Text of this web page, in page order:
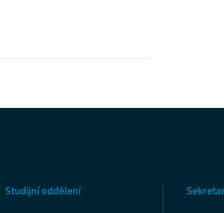
Studijní oddělení